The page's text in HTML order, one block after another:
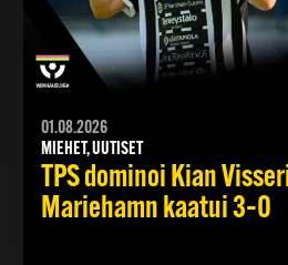
01.08.2026
MIEHET, UUTISET
TPS dominoi Kian
Mariehamn kaatui 3–0